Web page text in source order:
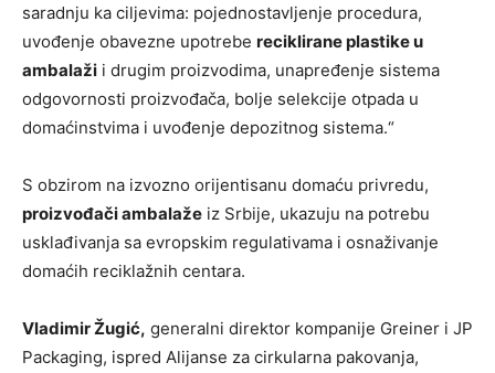
saradnju ka ciljevima: pojednostavljenje procedura,
uvođenje obavezne upotrebe reciklirane plastike u
ambalaži i drugim proizvodima, unapređenje sistema
odgovornosti proizvođača, bolje selekcije otpada u
domaćinstvima i uvođenje depozitnog sistema.“
S obzirom na izvozno orijentisanu domaću privredu,
proizvođači ambalaže iz Srbije, ukazuju na potrebu
usklađivanja sa evropskim regulativama i osnaživanje
domaćih reciklažnih centara.
Vladimir Žugić, generalni direktor kompanije Greiner i JP
Packaging, ispred Alijanse za cirkularna pakovanja,